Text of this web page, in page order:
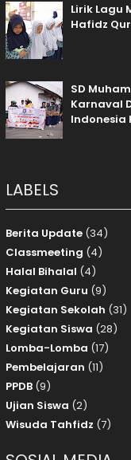
Lirik Lagu
Hafidz
SD
Karnaval
Indonesia
LABELS
Berita Update (34)
Classmeeting (4)
Halal Bihalal (4)
Kegiatan Guru (9)
Kegiatan Sekolah (31)
Kegiatan Siswa (28)
Lomba-Lomba (17)
Pembelajaran (11)
PPDB (9)
Ujian Siswa (2)
Wisuda Tahfidz (7)